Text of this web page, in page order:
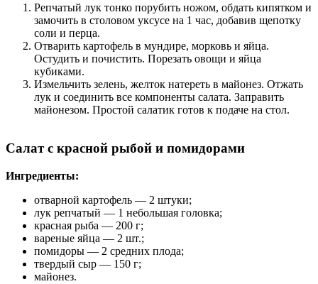
Репчатый лук тонко порубить ножом, обдать кипятком и
замочить в столовом уксусе на 1 час, добавив щепотку
соли и перца.
Отварить картофель в мундире, морковь и яйца.
Остудить и почистить. Порезать овощи и яйца
кубиками.
Измельчить зелень, желток натереть в майонез. Отжать
лук и соединить все компоненты салата. Заправить
майонезом. Простой салатик готов к подаче на стол.
Салат с красной рыбой и помидорами
Ингредиенты:
отварной картофель — 2 штуки;
лук репчатый — 1 небольшая головка;
красная рыба — 200 г;
вареные яйца — 2 шт.;
помидоры — 2 средних плода;
твердый сыр — 150 г;
майонез.